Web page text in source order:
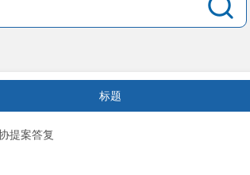
标题
提案答复